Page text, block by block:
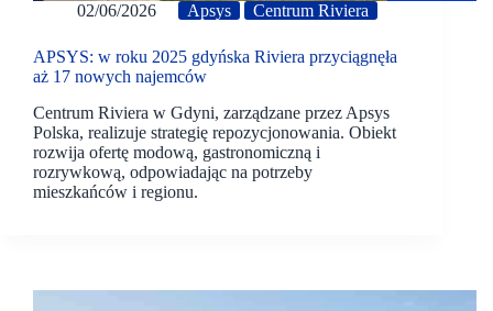
02/06/2026 Apsys Centrum Riviera
APSYS: w roku 2025 gdyńska Riviera przyciągnęła
aż 17 nowych najemców
Centrum Riviera w Gdyni, zarządzane przez Apsys
Polska, realizuje strategię repozycjonowania. Obiekt
rozwija ofertę modową, gastronomiczną i
rozrywkową, odpowiadając na potrzeby
mieszkańców i regionu.